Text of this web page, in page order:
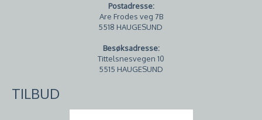
Postadresse:
Are Frodes veg 7B
5518 HAUGESUND
Besøksadresse:
Tittelsnesvegen 10
5515 HAUGESUND
TILBUD